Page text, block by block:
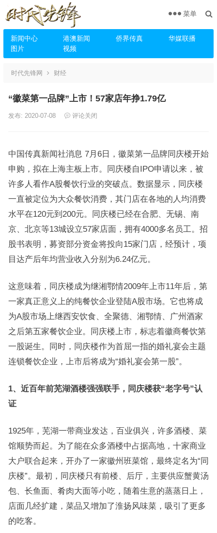
新闻中心 港澳新闻 侨界传真
华媒联播
图片
视频
菜单
时代先锋网 财经
“徽菜第一品牌”上市！57家店年挣1.79亿
发布: 2020-07-08 评论关闭
中国传真新闻社消息 7月6日，徽菜第一品牌同庆楼开始
申购，拟在上海主板上市。同庆楼自IPO申请以来，被
许多人看作A股餐饮行业的突破点。数据显示，同庆楼
一直被定位为大众餐饮消费，其门店在各地的人均消费
水平在120元到200元。同庆楼已经在合肥、无锡、南
京、北京等13城设立57家店面，拥有4000多名员工。招
股书表明，募资部分资金将投向15家门店，经预计，项
目达产后年均营业收入分别为6.24亿元。
这意味着，同庆楼成为继湘鄂情2009年上市11年后，第
一家真正意义上的纯餐饮企业登陆A股市场。它也将成
为A股市场上继西安饮食、全聚德、湘鄂情、广州酒家
之后第五家餐饮企业。同庆楼上市，标志着徽商餐饮第
一股诞生。同时，同庆楼作为首屈一指的婚礼宴会主题
连锁餐饮企业，上市后将成为“婚礼宴会第一股”。
1、近百年前芜湖酒楼强强联手，同庆楼获“老字号”认
证
1925年，芜湖一带商业发达，百业俱兴，许多酒楼、菜
馆顺势而起。为了能在众多酒楼中占据高地，十家商业
大户联合起来，开办了一家徽州班菜馆，最终定名为“同
庆楼”。最初，同庆楼只有前楼、后厅，主要供应蟹黄汤
包、长鱼面、肴肉大面等小吃，随着生意的蒸蒸日上，
店面几经扩建，菜品又增加了淮扬风味菜，吸引了更多
的吃客。